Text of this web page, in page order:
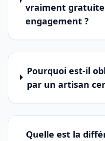
vraiment
engagement ?
Pourquoi est-il
par un artisan
Quelle est la